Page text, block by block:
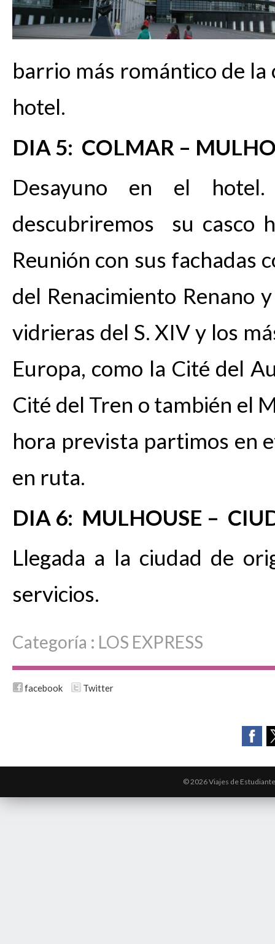
barrio más romántico de
hotel.
DIA 5: COLMAR –
Desayuno en el
descubriremos su casco
Reunión con sus fachadas
del Renacimiento Renano
vidrieras del S. XIV y los
Europa, como la Cité del
Cité del Tren o también el
hora prevista partimos en
en ruta.
DIA 6: MULHOUSE –
Llegada a la ciudad de
servicios.
Categoría : LOS EXPRESS
facebook Twitter
© 2026 Viajes de